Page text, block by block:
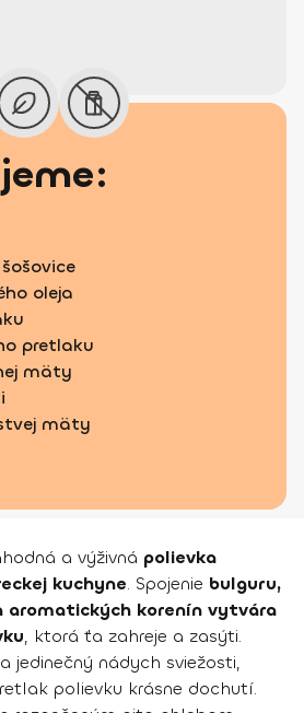
oleja
pretlaku
mäty
mäty
a výživná polievka
kuchyne. Spojenie bulguru,
aromatických korenín vytvára
, ktorá ťa zahreje a zasýti.
jedinečný nádych sviežosti,
polievku krásne dochutí.